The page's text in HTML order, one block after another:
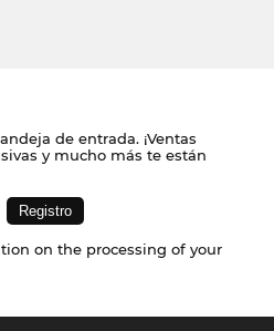
de entrada. ¡Ventas
y mucho más te están
on the processing of your